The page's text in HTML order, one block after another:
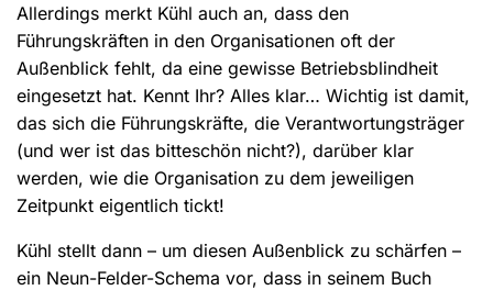
Allerdings merkt Kühl auch an, dass den
Führungskräften in den Organisationen oft der
Außenblick fehlt, da eine gewisse Betriebsblindheit
eingesetzt hat. Kennt Ihr? Alles klar… Wichtig ist damit,
das sich die Führungskräfte, die Verantwortungsträger
(und wer ist das bitteschön nicht?), darüber klar
werden, wie die Organisation zu dem jeweiligen
Zeitpunkt eigentlich tickt!
Kühl stellt dann – um diesen Außenblick zu schärfen –
ein Neun-Felder-Schema vor, dass in seinem Buch